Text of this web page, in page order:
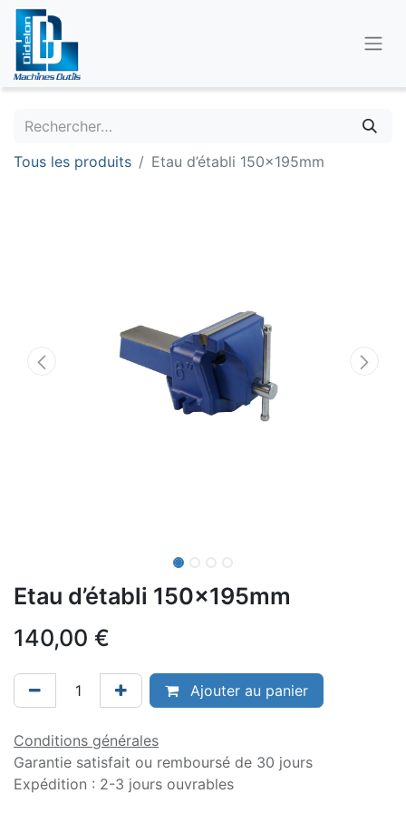
Tous les produits Etau d’établi 150x195mm
Etau d’établi 150x195mm
140,00 €
Ajouter au panier
Conditions générales
Garantie satisfait ou remboursé de 30 jours
Expédition : 2-3 jours ouvrables